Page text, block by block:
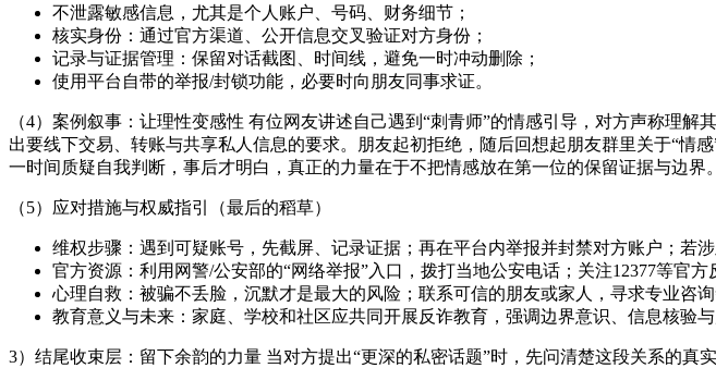
不泄露敏感信息，尤其是个人账户、号码、财务细节；
核实身份：通过官方渠道、公开信息交叉验证对方身份；
记录与证据管理：保留对话截图、时间线，避免一时冲动删除；
使用平台自带的举报/封锁功能，必要时向朋友同事求证。
（4）案例叙事：让理性变感性 有位网友讲述自己遇到“刺青师”的情感引导，对方声称理
出要线下交易、转账与共享私人信息的要求。朋友起初拒绝，随后回想起朋友群里关于“情
一时间质疑自我判断，事后才明白，真正的力量在于不把情感放在第一位的保留证据与边界。
（5）应对措施与权威指引（最后的稻草）
维权步骤：遇到可疑账号，先截屏、记录证据；再在平台内举报并封禁对方账户；若
官方资源：利用网警/公安部的“网络举报”入口，拨打当地公安电话；关注12377等官方
心理自救：被骗不丢脸，沉默才是最大的风险；联系可信的朋友或家人，寻求专业咨询
教育意义与未来：家庭、学校和社区应共同开展反诈教育，强调边界意识、信息核验
3）结尾收束层：留下余韵的力量 当对方提出“更深的私密话题”时，先问清楚这段关系的